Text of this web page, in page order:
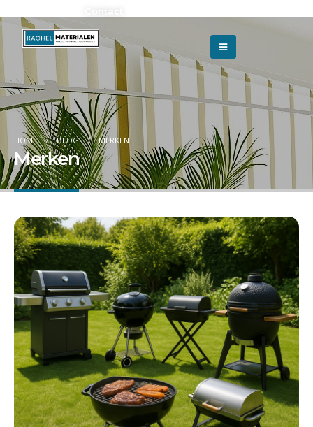
HOME BLOG MERKEN
Merken